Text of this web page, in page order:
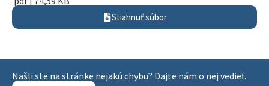
Stiahnuť súbor
Našli ste na stránke nejakú chybu? Dajte nám o nej vedieť.